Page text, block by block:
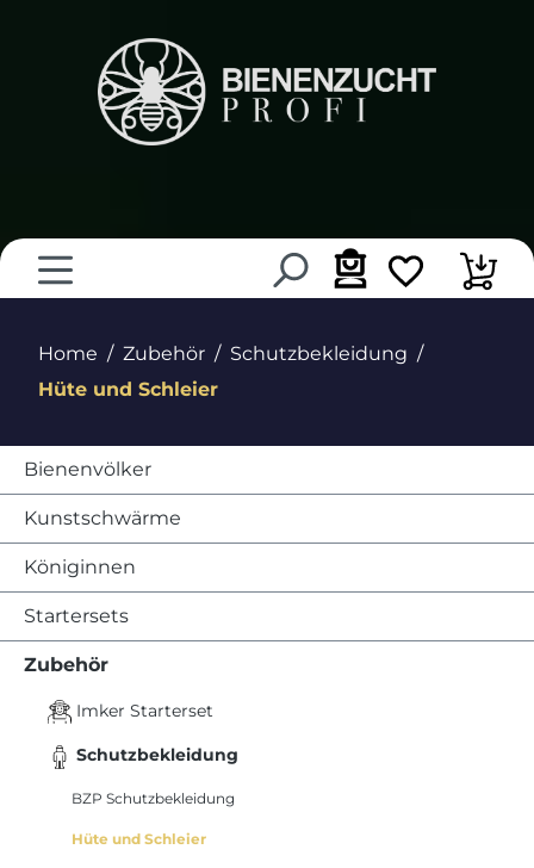
Home Zubehör
Schutzbekleidung
Hüte und Schleier
Bienenvölker
Kunstschwärme
Königinnen
Startersets
Zubehör
Imker Starterset
Schutzbekleidung
BZP Schutzbekleidung
Hüte und Schleier